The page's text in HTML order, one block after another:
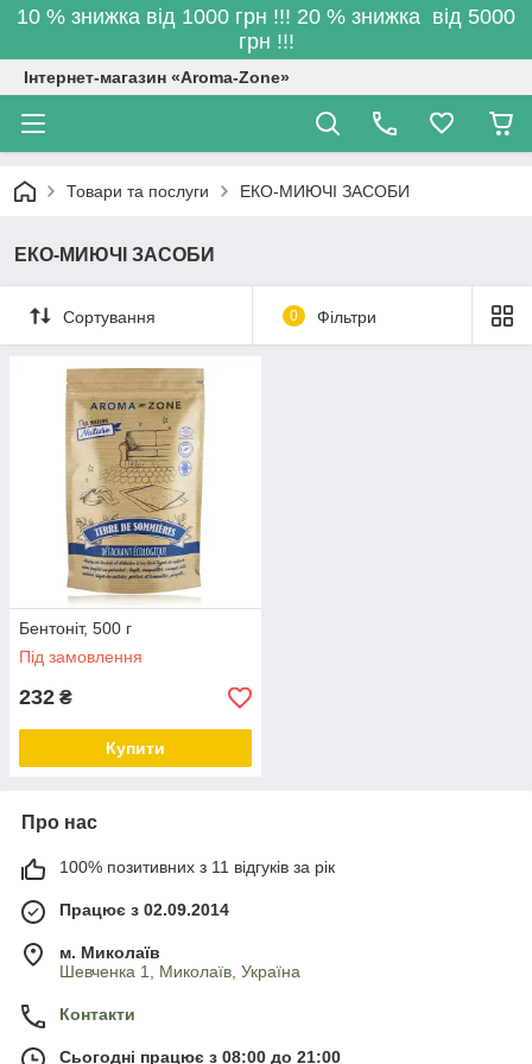
10 % знижка від 1000 грн !!! 20 % знижка від 5000
грн !!!
Інтернет-магазин «Aroma-Zone»
Товари та послуги ЕКО-МИЮЧІ ЗАСОБИ
ЕКО-МИЮЧІ ЗАСОБИ
Сортування 0 Фільтри
Бентоніт, 500 г
Під замовлення
232 ₴
Купити
Про нас
100% позитивних з 11 відгуків за рік
Працює з 02.09.2014
м. Миколаїв
Шевченка 1, Миколаїв, Україна
Контакти
Сьогодні працює з 08:00 до 21:00